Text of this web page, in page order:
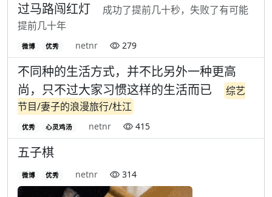
过马路闯红灯
成功了提前几十秒，失败了有可能
提前几十年
微博 优秀 netnr 279
不同种的生活方式，并不比另外一种更高
尚，只不过大家习惯这样的生活而已
综艺
节目/妻子的浪漫旅行/杜江
优秀 心灵鸡汤 netnr 415
五子棋
微博 优秀 netnr 314